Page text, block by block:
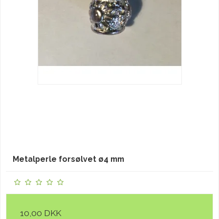
Metalperle forsølvet ø4 mm
10,00 DKK